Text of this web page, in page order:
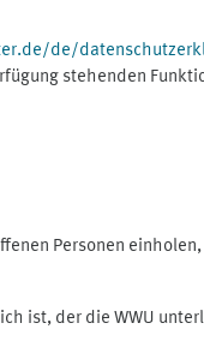
de/
stehenden
Personen
ist, der die WWU